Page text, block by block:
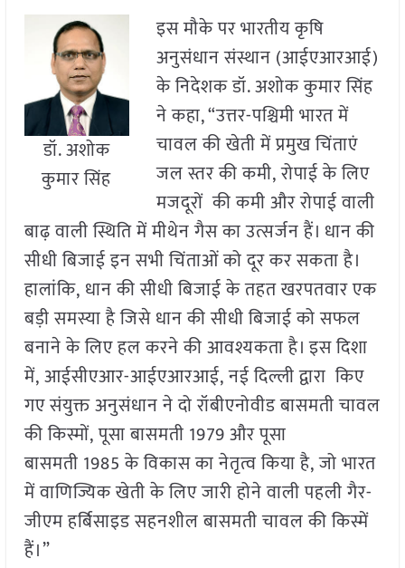
डॉ. अशोक
कुमार सिंह
इस मौके पर भारतीय कृषि
अनुसंधान संस्थान (आईएआरआई)
के निदेशक डॉ. अशोक कुमार सिंह
ने कहा, “उत्तर-पश्चिमी भारत में
चावल की खेती में प्रमुख चिंताएं
जल स्तर की कमी, रोपाई के लिए
मजदूरों की कमी और रोपाई वाली
बाढ़ वाली स्थिति में मीथेन गैस का उत्सर्जन हैं। धान की
सीधी बिजाई इन सभी चिंताओं को दूर कर सकता है।
हालांकि, धान की सीधी बिजाई के तहत खरपतवार एक
बड़ी समस्या है जिसे धान की सीधी बिजाई को सफल
बनाने के लिए हल करने की आवश्यकता है। इस दिशा
में, आईसीएआर-आईएआरआई, नई दिल्ली द्वारा किए
गए संयुक्त अनुसंधान ने दो रॉबीएनोवीड बासमती चावल
की किस्मों, पूसा बासमती 1979 और पूसा
बासमती 1985 के विकास का नेतृत्व किया है, जो भारत
में वाणिज्यिक खेती के लिए जारी होने वाली पहली गैर-
जीएम हर्बिसाइड सहनशील बासमती चावल की किस्में
हैं।”